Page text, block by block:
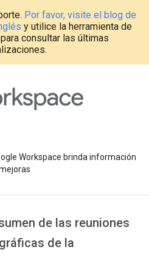
Por favor, visite el blog de
y utilice la herramienta de
consultar las últimas
Workspace brinda información
de las reuniones
de la